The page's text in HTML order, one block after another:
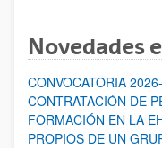
Novedades
CONVOCATORIA
CONTRATACIÓN DE
FORMACIÓN EN LA
PROPIOS DE UN